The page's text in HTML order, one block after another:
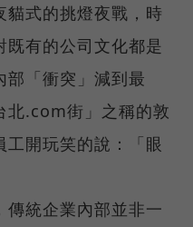
貓式的挑燈夜戰，時
有的公司文化都是
部「衝突」減到最
北.com街」之稱的敦
開玩笑的說：「眼
統企業內部並非一